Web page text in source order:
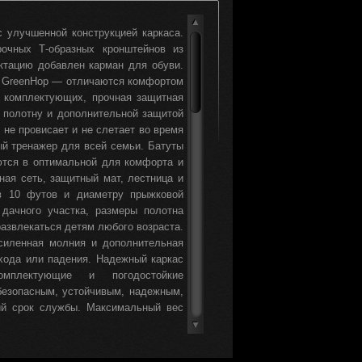
конструкцией каркаса.
Т-образных кронштейнов из
добавлен карман для обуви.
GreenHop — отличаются комфортом
прочная защитная
и дополнительной защитой
провисает и не слетает во время
тренажер для всей семьи. Батуты
в оптимальной для комфорта и
сеть, защитный мат, лестница и
10 футов и диаметру прыжковой
участка, размеры полотна
детям любого возраста.
молния и дополнительная
или падения. Надежный каркас
и погодостойкие
устойчивым, надежным,
срок службы. Максимальный вес
▲
▼